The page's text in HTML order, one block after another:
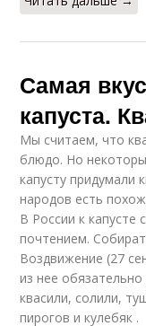
Самая
капуста.
Мы считаем, что
блюдо. Но
капусту придумали
народов есть
В России к капусте
почтением.
Воздвижение (27
из нее обязательно
квасили, солили,
пирогов и кулебяк .